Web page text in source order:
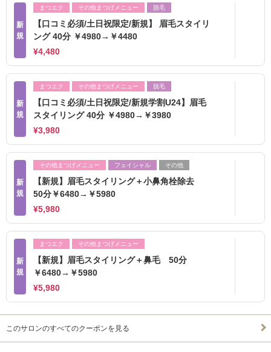
新
規
まつエク その他まつげメニュー 脱毛
【口コミ必須/土日祝限定/新規】 眉毛スタイリ
ング 40分 ￥4980→￥4480
¥4,480
新
規
まつエク その他まつげメニュー 脱毛
【口コミ必須/土日祝限定/新規学割U24】眉毛
スタイリング 40分 ￥4980→￥3980
¥3,980
新
規
その他まつげメニュー フェイシャル その他
【新規】眉毛スタイリング＋小鼻角栓除去
50分￥6480→￥5980
¥5,980
新
規
まつエク その他まつげメニュー
【新規】眉毛スタイリング＋鼻毛 50分
￥6480→￥5980
¥5,980
このサロンのすべてのクーポンを見る